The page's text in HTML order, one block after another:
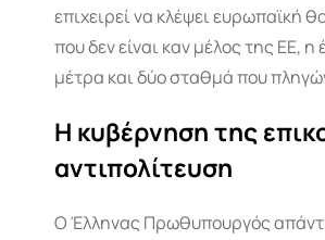
επιχειρεί να κλέψει ευρωπαϊκή
που δεν είναι καν μέλος της ΕΕ,
μέτρα και δύο σταθμά που
Η κυβέρνηση της
αντιπολίτευση
Ο Έλληνας Πρωθυπουργός